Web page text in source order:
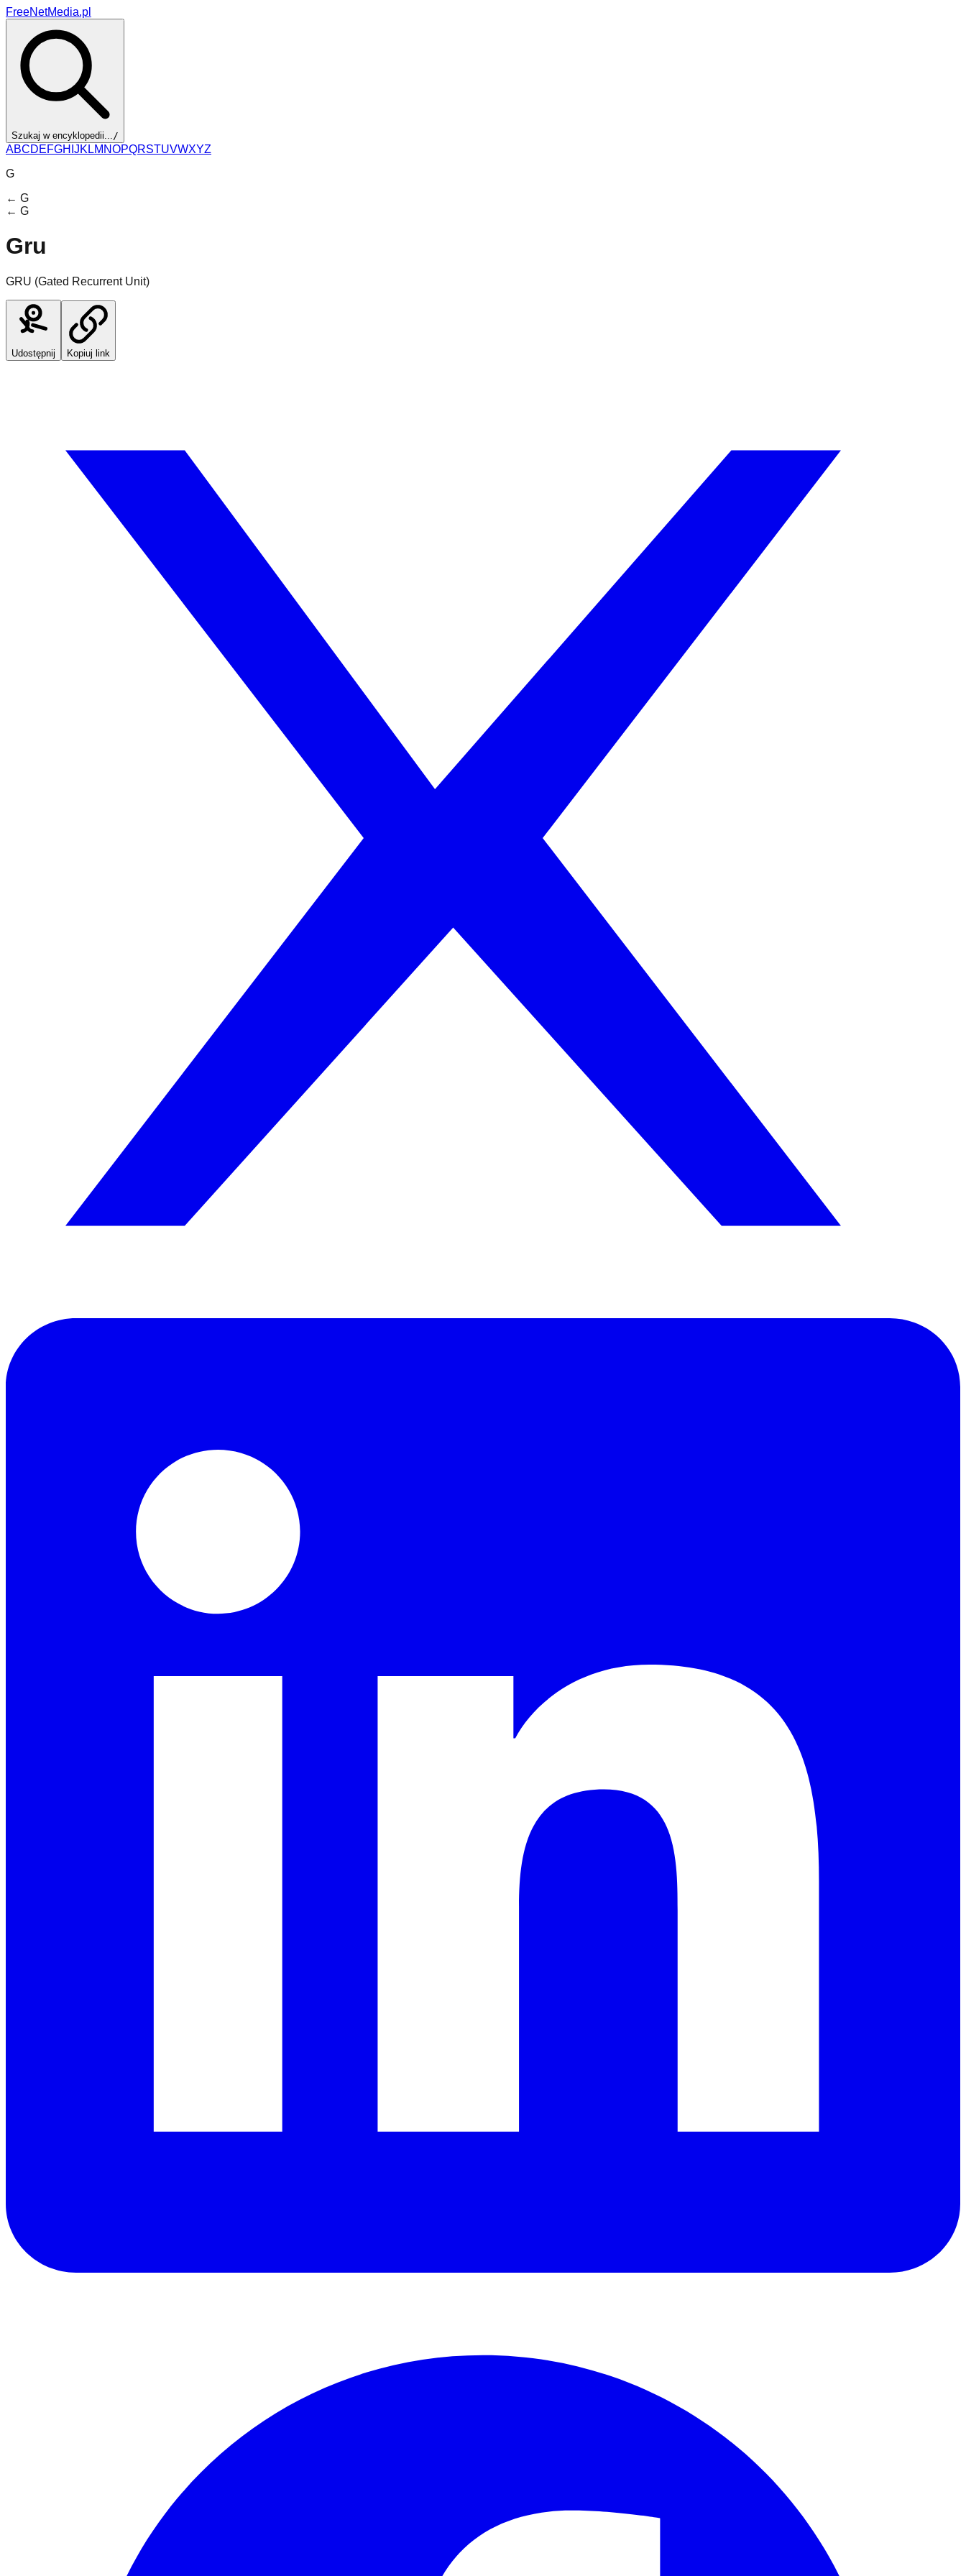
FreeNetMedia.pl
Szukaj w encyklopedii.../
ABCDEFGH JK LM NOPQRSTUVWXYZ
G
← G
← G
Gru
GRU (Gated Recurrent Unit)
Udostępnij Kopiuj link